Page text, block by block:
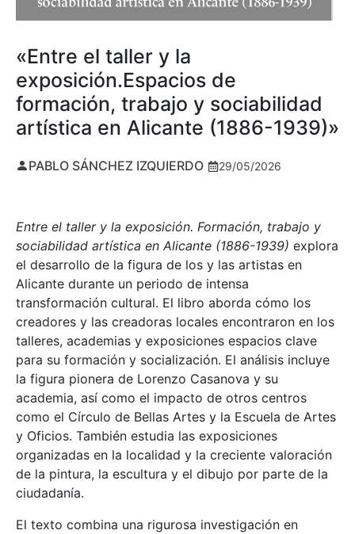
«Entre el taller y la
exposición.Espacios de
formación, trabajo y sociabilidad
artística en Alicante (1886-1939)»
PABLO SÁNCHEZ IZQUIERDO 29/05/2026
Entre el taller y la exposición. Formación, trabajo y
sociabilidad artística en Alicante (1886-1939) explora
el desarrollo de la figura de los y las artistas en
Alicante durante un periodo de intensa
transformación cultural. El libro aborda cómo los
creadores y las creadoras locales encontraron en los
talleres, academias y exposiciones espacios clave
para su formación y socialización. El análisis incluye
la figura pionera de Lorenzo Casanova y su
academia, así como el impacto de otros centros
como el Círculo de Bellas Artes y la Escuela de Artes
y Oficios. También estudia las exposiciones
organizadas en la localidad y la creciente valoración
de la pintura, la escultura y el dibujo por parte de la
ciudadanía.
El texto combina una rigurosa investigación en